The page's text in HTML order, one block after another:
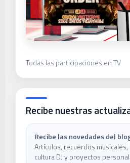
Todas las participaciones en TV
Recibe nuestras
Recibe las novedades del
Artículos, recuerdos
cultura DJ y proyectos